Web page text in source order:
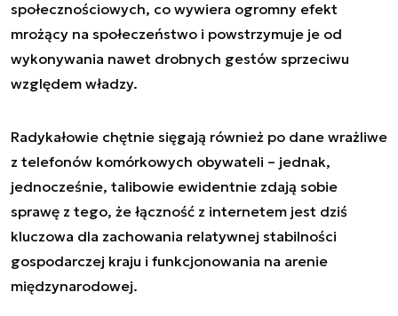
społecznościowych, co wywiera ogromny efekt
mrożący na społeczeństwo i powstrzymuje je od
wykonywania nawet drobnych gestów sprzeciwu
względem władzy.
Radykałowie chętnie sięgają również po dane wrażliwe
z telefonów komórkowych obywateli – jednak,
jednocześnie, talibowie ewidentnie zdają sobie
sprawę z tego, że łączność z internetem jest dziś
kluczowa dla zachowania relatywnej stabilności
gospodarczej kraju i funkcjonowania na arenie
międzynarodowej.